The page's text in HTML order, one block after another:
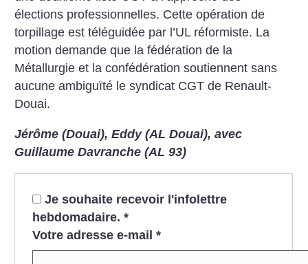
élections professionnelles. Cette opération de
torpillage est téléguidée par l’UL réformiste. La
motion demande que la fédération de la
Métallurgie et la confédération soutiennent sans
aucune ambiguïté le syndicat CGT de Renault-
Douai.
Jérôme (Douai), Eddy (AL Douai), avec
Guillaume Davranche (AL 93)
Je souhaite recevoir l'infolettre
hebdomadaire. *
Votre adresse e-mail *